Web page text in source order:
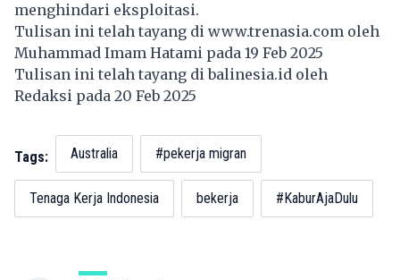
menghindari eksploitasi.
Tulisan ini telah tayang di www.trenasia.com oleh
Muhammad Imam Hatami pada 19 Feb 2025
Tulisan ini telah tayang dibalinesia.id oleh
Redaksi pada 20 Feb 2025
Tags: Australia #pekerja migran
Tenaga Kerja Indonesia bekerja #KaburAjaDulu